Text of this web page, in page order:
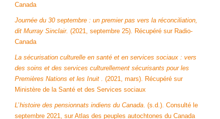
Canada
Journée du 30 septembre : un premier pas vers la réconciliation,
dit Murray Sinclair. (2021, septembre 25). Récupéré sur Radio-
Canada
La sécurisation culturelle en santé et en services sociaux : vers
des soins et des services culturellement sécurisants pour les
Premières Nations et les Inuit . (2021, mars). Récupéré sur
Ministère de la Santé et des Services sociaux
L’ histoire des pensionnats indiens du Canada. (s.d.). Consulté le
septembre 2021, sur Atlas des peuples autochtones du Canada